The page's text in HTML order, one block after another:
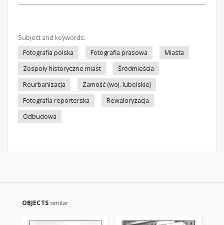
Subject and keywords:
Fotografia polska
Fotografia prasowa
Miasta
Zespoły historyczne miast
Śródmieścia
Reurbanizacja
Zamość (woj. lubelskie)
Fotografia reporterska
Rewaloryzacja
Odbudowa
OBJECTS similar